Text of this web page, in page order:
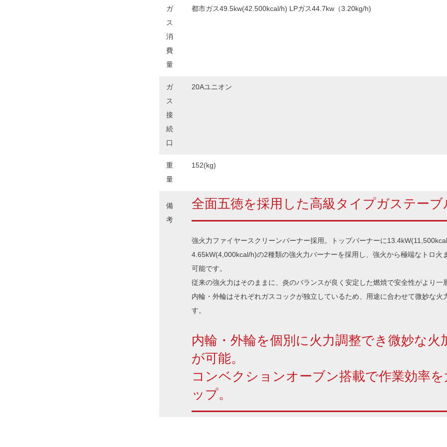
ガ
ス
消
費
量
都市ガス49.5kw(42.500kcal/h) LPガス44.7kw（3.20kg/h)
ガ
ス
接
続
口
20Aユニオン
重
量
152(kg)
備
考
全面五徳を採用した高級タイプガステーブ
強火力ファイヤースクリーンバーナー採用。トップバーナーに
4.65kW(4,000kcal/h)の2種類の強火力バーナーを採用し、強火から極端なトロ火
可能です。
従来の強火力はそのままに、炎のバランスが良く安定した燃焼で安全性がより一
内輪・外輪はそれぞれガスコックが独立しているため、用途に合わせて微妙な火
す。
内輪・外輪を個別に火力調整でき微妙な火
が可能。
コンベクションオーブン搭載で作業効率
ップ。